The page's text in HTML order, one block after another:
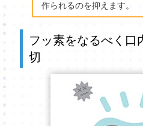
作られるのを抑えます。
フッ素をなるべく口
切